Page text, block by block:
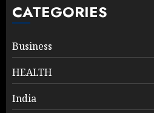
CATEGORIES
Business
HEALTH
India